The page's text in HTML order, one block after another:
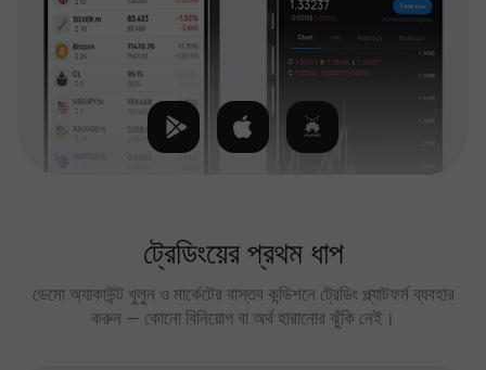
ট্রেডিংয়ের প্রথম ধাপ
ডেমো অ্যাকাউন্ট খুলুন ও মার্কেটের বাস্তব কন্ডিশনে ট্রেডিং প্ল্যাটফর্ম ব্যবহার
করুন — কোনো বিনিয়োগ বা অর্থ হারানোর ঝুঁকি নেই।